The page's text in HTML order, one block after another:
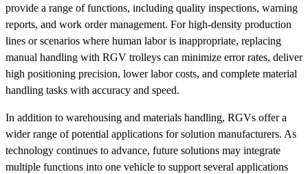
provide a range of functions, including quality inspections, warning
reports, and work order management. For high-density production
lines or scenarios where human labor is inappropriate, replacing
manual handling with RGV trolleys can minimize error rates, deliver
high positioning precision, lower labor costs, and complete material
handling tasks with accuracy and speed.
In addition to warehousing and materials handling, RGVs offer a
wider range of potential applications for solution manufacturers. As
technology continues to advance, future solutions may integrate
multiple functions into one vehicle to support several applications